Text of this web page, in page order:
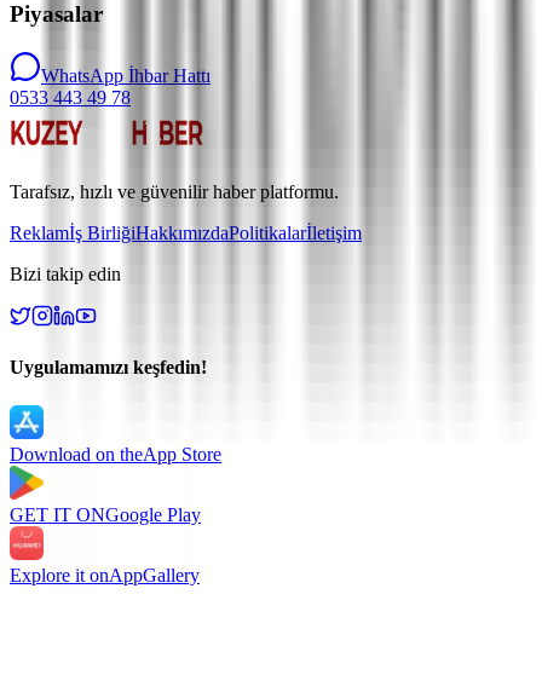
Piyasalar
WhatsApp İhbar Hattı
0533 443 49 78
Tarafsız, hızlı ve güvenilir haber platformu.
Reklamİş BirliğiHakkımızdaPolitikalarİletişim
Bizi takip edin
Uygulamamızı keşfedin!
Download on theApp Store
GET IT ONGoogle Play
Explore it onAppGallery